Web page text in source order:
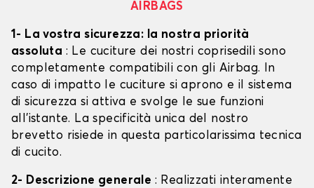
AIRBAGS
1- La vostra sicurezza: la nostra priorità
assoluta : Le cuciture dei nostri coprisedili sono
completamente compatibili con gli Airbag. In
caso di impatto le cuciture si aprono e il sistema
di sicurezza si attiva e svolge le sue funzioni
all'istante. La specificità unica del nostro
brevetto risiede in questa particolarissima tecnica
di cucito.
2- Descrizione generale : Realizzati interamente